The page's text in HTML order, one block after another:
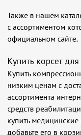
Также в нашем
с ассортиментом
официальном сайте.
Купить корсет
Купить
низким ценам с
ассортимента
средств
купить
добавьте его в